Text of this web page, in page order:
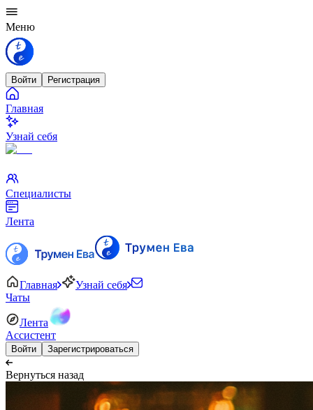
Меню
Войти Регистрация
Главная
Узнай себя
Специалисты
Лента
Главная
Узнай себя
Чаты
Лента
Ассистент
Войти Зарегистрироваться
Вернуться назад